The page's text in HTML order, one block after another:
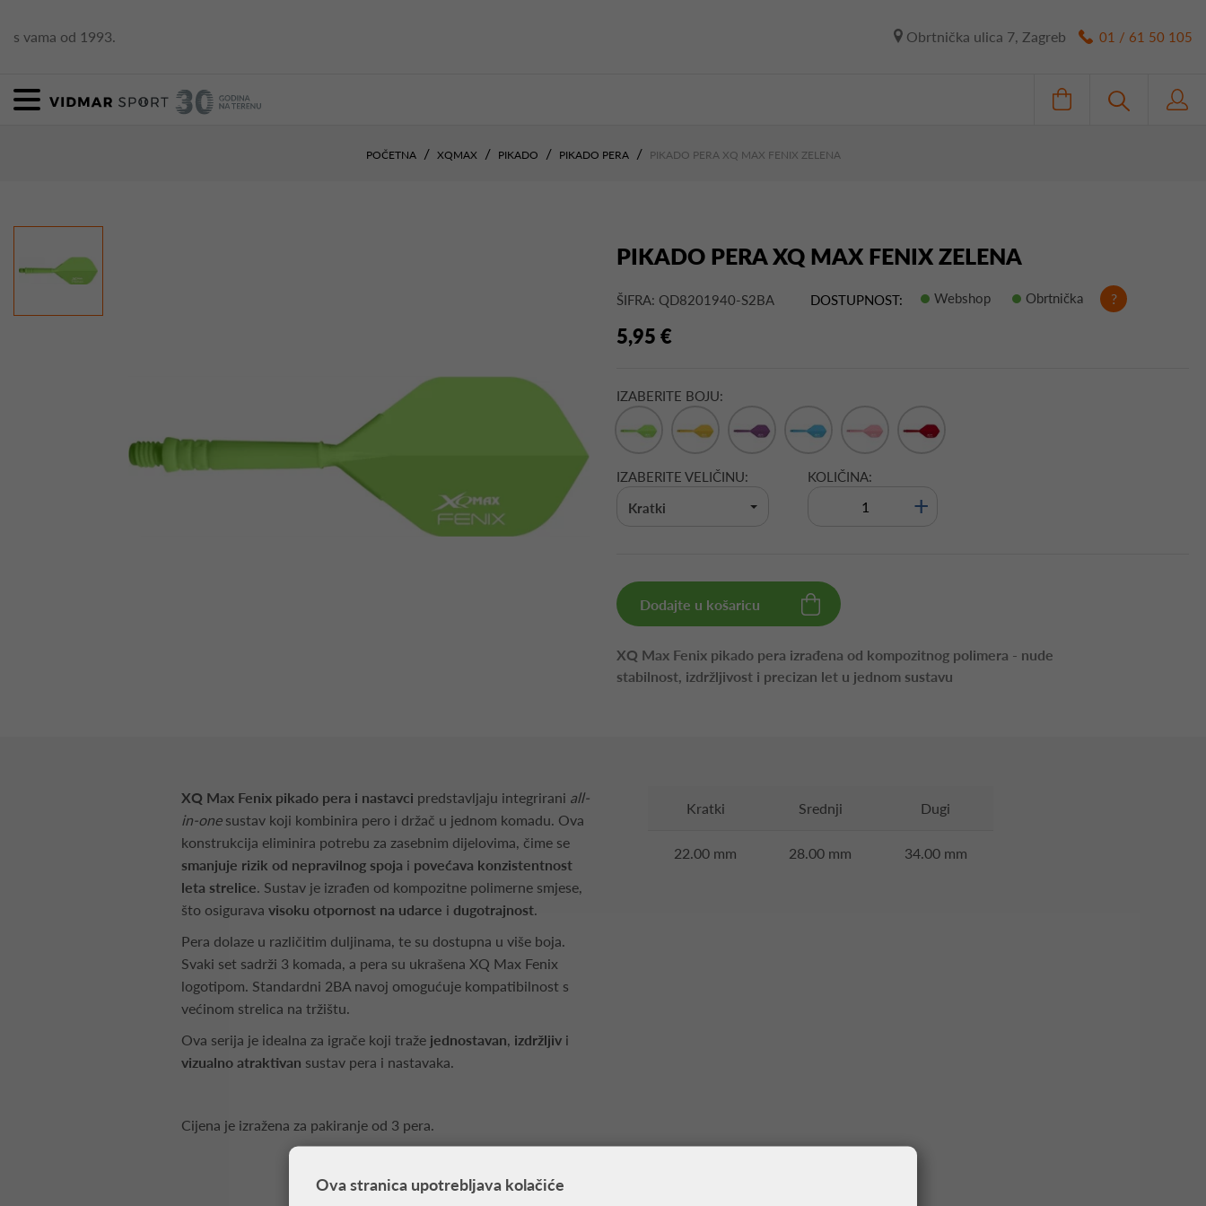
s vama od 1993. Obrtnička ulica 7, Zagreb 01 / 61 50 105
POČETNA XQMAX PIKADO PIKADO PERA PIKADO PERA XQ MAX FENIX ZELENA
PIKADO PERA XQ MAX FENIX ZELENA
ŠIFRA: QD8201940-S2BA DOSTUPNOST: Webshop Obrtnička ?
5,95 €
IZABERITE BOJU:
IZABERITE VELIČINU:
Kratki
KOLIČINA:
+
Dodajte u košaricu
XQ Max Fenix pikado pera izrađena od kompozitnog polimera - nude
stabilnost, izdržljivost i precizan let u jednom sustavu
XQ Max Fenix pikado pera i nastavci predstavljaju integrirani all-
in-one sustav koji kombinira pero i držač u jednom komadu. Ova
konstrukcija eliminira potrebu za zasebnim dijelovima, čime se
smanjuje rizik od nepravilnog spoja i povećava konzistentnost
leta strelice. Sustav je izrađen od kompozitne polimerne smjese,
što osigurava visoku otpornost na udarce i dugotrajnost.
Pera dolaze u različitim duljinama, te su dostupna u više boja.
Svaki set sadrži 3 komada, a pera su ukrašena XQ Max Fenix
logotipom. Standardni 2BA navoj omogućuje kompatibilnost s
većinom strelica na tržištu.
Ova serija je idealna za igrače koji traže jednostavan, izdržljiv i
vizualno atraktivan sustav pera i nastavaka.
Cijena je izražena za pakiranje od 3 pera.
Kratki Srednji Dugi
22.00 mm 28.00 mm 34.00 mm
Ova stranica upotrebljava kolačiće